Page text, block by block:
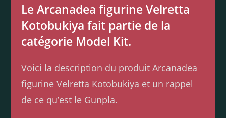
Le Arcanadea figurine Velretta
Kotobukiya fait partie de la
catégorie Model Kit.
Voici la description du produit Arcanadea
figurine Velretta Kotobukiya et un rappel
de ce qu’est le Gunpla.